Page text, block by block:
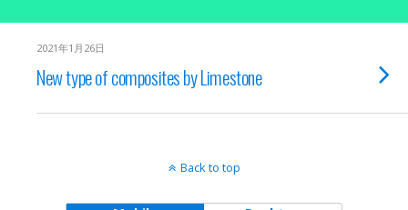
2021年1月26日
New type of composites by Limestone
Back to top